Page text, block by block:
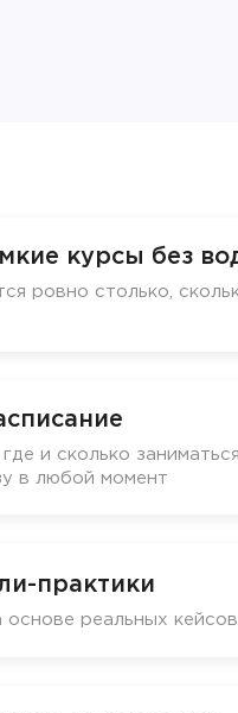
курсы без
ровно столько,
и сколько
в любой момент
практики
реальных